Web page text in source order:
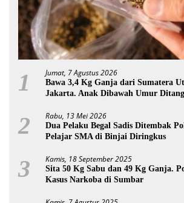
1 Jumat, 7 Agustus 2026
Bawa 3,4 Kg Ganja dari Sumatera
Jakarta. Anak Dibawah Umur
2 Rabu, 13 Mei 2026
Dua Pelaku Begal Sadis Ditembak
Pelajar SMA di Binjai Diringkus
3 Kamis, 18 September 2025
Sita 50 Kg Sabu dan 49 Kg Ganja.
Kasus Narkoba di Sumbar